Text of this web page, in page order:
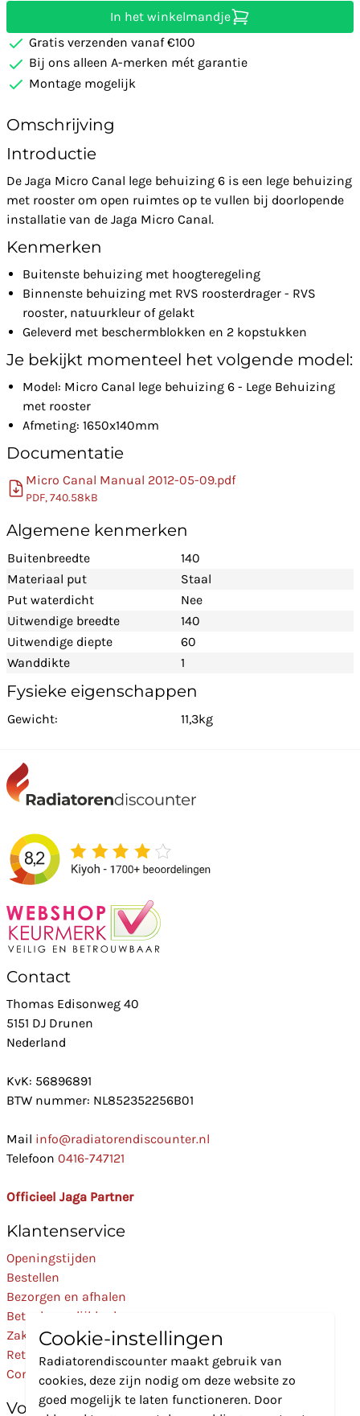
In het winkelmandje
Gratis verzenden vanaf €100
Bij ons alleen A-merken mét garantie
Montage mogelijk
Omschrijving
Introductie
De Jaga Micro Canal lege behuizing 6 is een lege behuizing
met rooster om open ruimtes op te vullen bij doorlopende
installatie van de Jaga Micro Canal.
Kenmerken
Buitenste behuizing met hoogteregeling
Binnenste behuizing met RVS roosterdrager - RVS
rooster, natuurkleur of gelakt
Geleverd met beschermblokken en 2 kopstukken
Je bekijkt momenteel het volgende model:
Model: Micro Canal lege behuizing 6 - Lege Behuizing
met rooster
Afmeting: 1650x140mm
Documentatie
Micro Canal Manual 2012-05-09.pdf
PDF, 740.58kB
Algemene kenmerken
Buitenbreedte
140
Materiaal put
Staal
Put waterdicht
Nee
Uitwendige breedte
140
Uitwendige diepte
60
Wanddikte
1
Fysieke eigenschappen
Gewicht: 11,3kg
Contact
Thomas Edisonweg 40
5151 DJ Drunen
Nederland
KvK: 56896891
BTW nummer: NL852352256B01
Mail info@radiatorendiscounter.nl
Telefoon 0416-747121
Officieel Jaga Partner
Klantenservice
Openingstijden
Bestellen
Bezorgen en afhalen
Betaalmogelijkheden
Zakelijk
Retourneren
Contact
Volg Ons
Cookie-instellingen
Radiatorendiscounter maakt gebruik van
cookies, deze zijn nodig om deze website zo
goed mogelijk te laten functioneren. Door